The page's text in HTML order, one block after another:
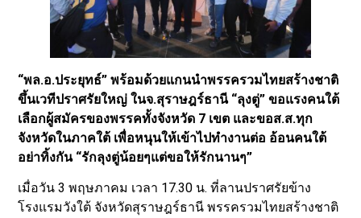
“พล.อ.ประยุทธ์” พร้อมด้วยแกนนำพรรครวมไทยสร้างชาติ
ขึ้นเวทีปราศรัยใหญ่ ในจ.สุราษฎร์ธานี “ลุงตู่” ขอแรงคนใต้
เลือกผู้สมัครของพรรคทั้งจังหวัด 7 เขต และขอส.ส.ทุก
จังหวัดในภาคใต้ เพื่อหนุนให้เข้าไปทำงานต่อ อ้อนคนใต้
อย่าทิ้งกัน “รักลุงตู่น้อยๆแต่ขอให้รักนานๆ”
เมื่อวัน 3 พฤษภาคม เวลา 17.30 น. ที่ลานปราศรัยข้าง
โรงแรมวังใต้ จังหวัดสุราษฎร์ธานี พรรครวมไทยสร้างชาติ